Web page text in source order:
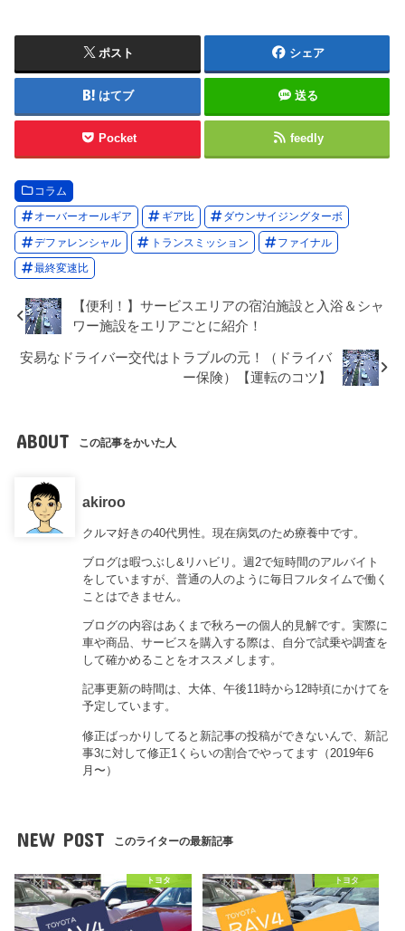
ポスト シェア
はてブ 送る
Pocket feedly
コラム
オーバーオールギア ギア比 ダウンサイジングターボ
デファレンシャル トランスミッション ファイナル
最終変速比
【便利！】サービスエリアの宿泊施設と入浴＆シャ
ワー施設をエリアごとに紹介！
安易なドライバー交代はトラブルの元！（ドライバ
ー保険）【運転のコツ】
ABOUT この記事をかいた人
akiroo
クルマ好きの40代男性。現在病気のため療養中です。
ブログは暇つぶし&リハビリ。週2で短時間のアルバイト
をしていますが、普通の人のように毎日フルタイムで働く
ことはできません。
ブログの内容はあくまで秋ろーの個人的見解です。実際に
車や商品、サービスを購入する際は、自分で試乗や調査を
して確かめることをオススメします。
記事更新の時間は、大体、午後11時から12時頃にかけてを
予定しています。
修正ばっかりしてると新記事の投稿ができないんで、新記
事3に対して修正1くらいの割合でやってます（2019年6
月〜）
NEW POST このライターの最新記事
トヨタ トヨタ